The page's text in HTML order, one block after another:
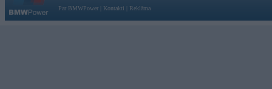
Par BMWPower
Kontakti Reklāma